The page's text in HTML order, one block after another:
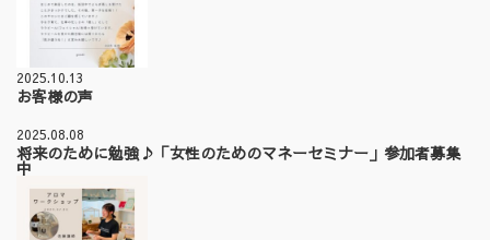
2025.10.13
お客様の声
2025.08.08
将来のために勉強♪「女性のためのマネーセミナー」参加者募集
中